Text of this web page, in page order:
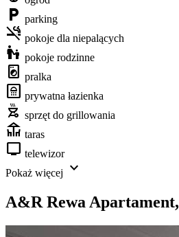
local_parking parking
smoke_free pokoje dla niepalących
escalator_warning pokoje rodzinne
local_laundry_service pralka
bathroom prywatna łazienka
outdoor_grill sprzęt do grillowania
deck taras
tv telewizor
Pokaż więcej
expand_more
A&R Rewa Apartament,